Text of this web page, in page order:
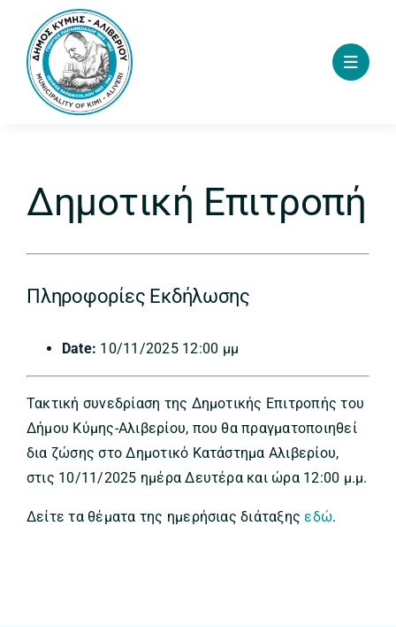
content
Δημοτική Επιτροπή
Πληροφορίες Εκδήλωσης
Date: 10/11/2025 12:00 μμ
Τακτική συνεδρίαση της Δημοτικής Επιτροπής του
Δήμου Κύμης-Αλιβερίου, που θα πραγματοποιηθεί
δια ζώσης στο Δημοτικό Κατάστημα Αλιβερίου,
στις 10/11/2025 ημέρα Δευτέρα και ώρα 12:00 μ.μ.
Δείτε τα θέματα της ημερήσιας διάταξηςεδώ.